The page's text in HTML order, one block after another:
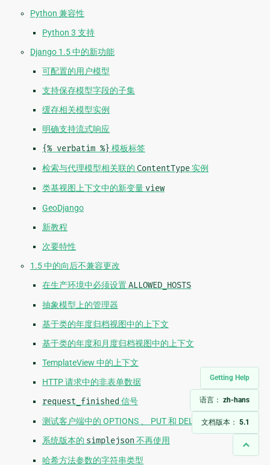
Getting Help
语言： zh-hans
文档版本： 5.1
Python 兼容性
Python 3 支持
Django 1.5 中的新功能
可配置的用户模型
支持保存模型字段的子集
缓存相关模型实例
明确支持流式响应
{% verbatim %} 模板标签
检索与代理模型相关联的 ContentType 实例
类基视图上下文中的新变量 view
GeoDjango
新教程
次要特性
1.5 中的向后不兼容更改
在生产环境中必须设置ALLOWED_HOSTS
抽象模型上的管理器
基于类的年度归档视图中的上下文
基于类的年度和月度归档视图中的上下文
TemplateView 中的上下文
HTTP 请求中的非表单数据
request_finished 信号
测试客户端中的 OPTIONS 、 PUT 和 DELETE 请求
系统版本的 simplejson 不再使用
哈希方法参数的字符串类型